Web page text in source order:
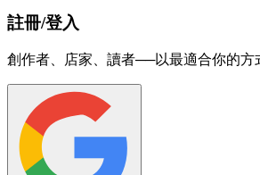
註冊/登入
創作者、店家、讀者──以最適合你的方